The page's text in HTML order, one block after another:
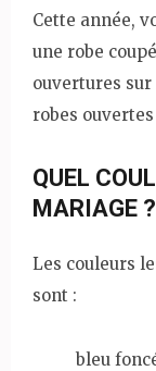
Cette année,
une robe
ouvertures sur
robes
QUEL
MARIAGE ?
Les couleurs
sont :
bleu